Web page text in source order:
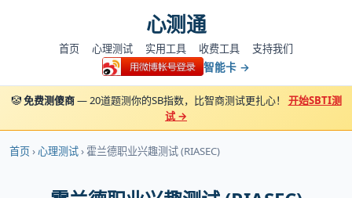
心测通
首页 心理测试 实用工具 收费工具 支持我们
智能卡 →
🤡免费测傻商— 20道题测你的SB指数，比智商测试更扎心！ 开始SBTI测
试 →
首页›心理测试› 霍兰德职业兴趣测试 (RIASEC)